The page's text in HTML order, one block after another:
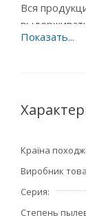
Вся
Країна
Виробник
Серия
Степень